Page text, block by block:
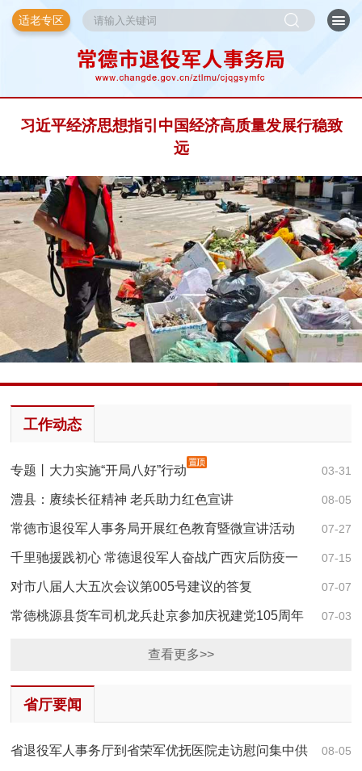
适老专区
习近平经济思想指引中国经济高质量发展行稳致
远
千里驰援践初心 常德退役军人奋战广西灾后防疫一线
工作动态
03-31
专题丨大力实施“开局八好”行动
08-05
澧县：赓续长征精神 老兵助力红色宣讲
07-27
常德市退役军人事务局开展红色教育暨微宣讲活动
07-15
千里驰援践初心 常德退役军人奋战广西灾后防疫一
线 07-07
对市八届人大五次会议第005号建议的答复
07-03
常德桃源县货车司机龙兵赴京参加庆祝建党105周年
查看更多>>
省厅要闻
08-05
省退役军人事务厅到省荣军优抚医院走访慰问集中供